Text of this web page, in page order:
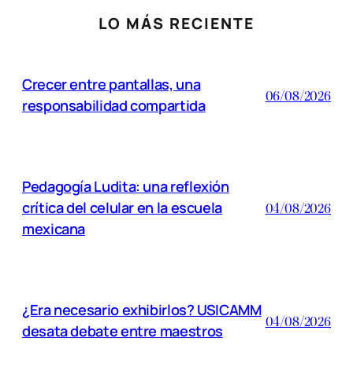
LO MÁS RECIENTE
Crecer entre pantallas, una
responsabilidad compartida
06/08/2026
Pedagogía Ludita: una reflexión
crítica del celular en la escuela
mexicana
04/08/2026
¿Era necesario exhibirlos? USICAMM
desata debate entre maestros
04/08/2026